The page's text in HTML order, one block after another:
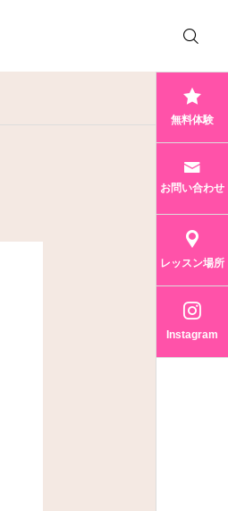
無料体験
お問い合わせ
レッスン場所
Instagram